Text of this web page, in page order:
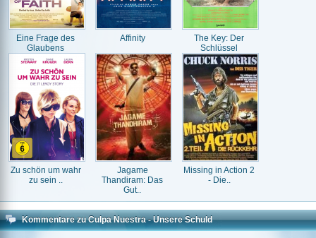
Eine Frage des
Glaubens
Affinity
The Key: Der
Schlüssel
Zu schön um wahr
zu sein ..
Jagame
Thandiram: Das
Gut..
Missing in Action 2
- Die..
Kommentare zu Culpa Nuestra - Unsere Schuld